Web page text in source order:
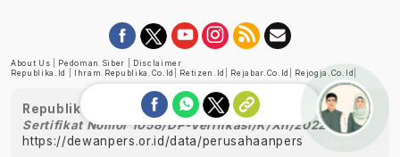
About Us Pedoman Siber
Disclaimer
Republika.id
Ihram.republika.co.id Retizen.id Rejabar.co.id Rejogja.co.id
Republika telah diverifikasi oleh Dewan Pers
Sertifikat Nomor 1058/DP-Verifikasi/K/XII/2022
https://dewanpers.or.id/data/perusahaanpers